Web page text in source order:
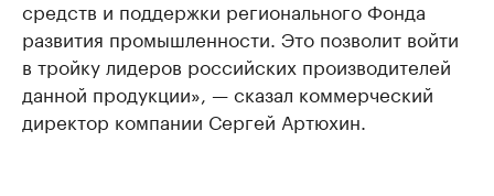
средств и поддержки регионального Фонда
развития промышленности. Это позволит войти
в тройку лидеров российских производителей
данной продукции», — сказал коммерческий
директор компании Сергей Артюхин.